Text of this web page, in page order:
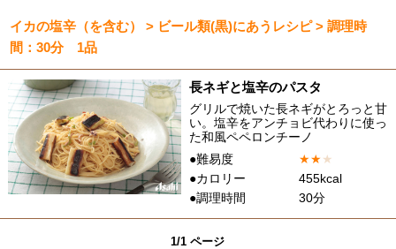
イカの塩辛（を含む） > ビール類(黒)にあうレシピ > 調理時
間：30分 1品
長ネギと塩辛のパスタ
グリルで焼いた長ネギがとろっと甘
い。塩辛をアンチョビ代わりに使っ
た和風ペペロンチーノ
●難易度
★★★
●カロリー
455kcal
●調理時間
30分
1/1 ページ